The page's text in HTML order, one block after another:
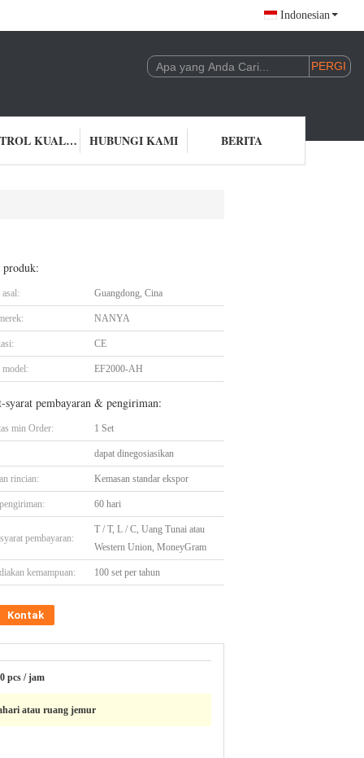
Indonesian
KONTROL KUALITAS HUBUNGI KAMI BERITA
Guangdong, Cina
NANYA
CE
EF2000-AH
syarat pembayaran & pengiriman:
min Order: 1 Set
dapat dinegosiasikan
rincian: Kemasan standar ekspor
60 hari
pembayaran:
T / T, L / C, Uang Tunai atau
Western Union, MoneyGram
kemampuan: 100 set per tahun
Kontak
pcs / jam
atau ruang jemur